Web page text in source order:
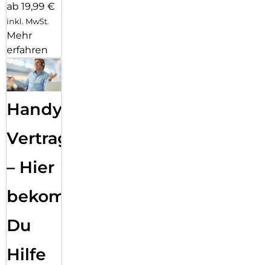
ab 19,99 €
inkl. MwSt.
Mehr
erfahren
Handy
Vertragsabwicklung
– Hier
bekommst
Du
Hilfe